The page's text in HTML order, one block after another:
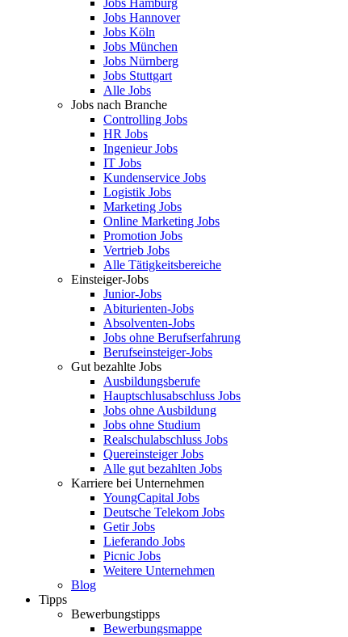
Jobs Hamburg
Jobs Hannover
Jobs Köln
Jobs München
Jobs Nürnberg
Jobs Stuttgart
Alle Jobs
Jobs nach Branche
Controlling Jobs
HR Jobs
Ingenieur Jobs
IT Jobs
Kundenservice Jobs
Logistik Jobs
Marketing Jobs
Online Marketing Jobs
Promotion Jobs
Vertrieb Jobs
Alle Tätigkeitsbereiche
Einsteiger-Jobs
Junior-Jobs
Abiturienten-Jobs
Absolventen-Jobs
Jobs ohne Berufserfahrung
Berufseinsteiger-Jobs
Gut bezahlte Jobs
Ausbildungsberufe
Hauptschlusabschluss Jobs
Jobs ohne Ausbildung
Jobs ohne Studium
Realschulabschluss Jobs
Quereinsteiger Jobs
Alle gut bezahlten Jobs
Karriere bei Unternehmen
YoungCapital Jobs
Deutsche Telekom Jobs
Getir Jobs
Lieferando Jobs
Picnic Jobs
Weitere Unternehmen
Blog
Tipps
Bewerbungstipps
Bewerbungsmappe